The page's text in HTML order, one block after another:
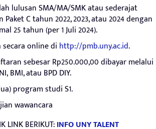
lulusan SMA/MA/SMK atau sederajat
C tahun 2022, 2023, atau 2024 dengan
25 tahun (per 1 Juli 2024).
online di http://pmb.uny.ac.id.
sebesar Rp250.000,00 dibayar melalui
BMI, atau BPD DIY.
program studi S1.
wawancara
LINK BERIKUT:INFO UNY TALENT